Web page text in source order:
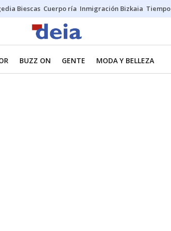
Biescas Cuerpo ría Inmigración Bizkaia Tiempo
BUZZ ON GENTE MODA Y BELLEZA